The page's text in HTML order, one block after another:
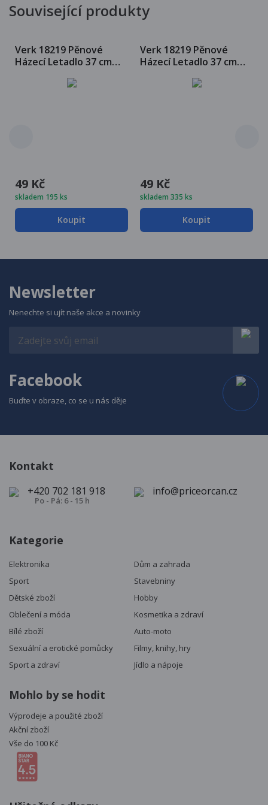
Související produkty
Verk 18219 Pěnové
Házecí Letadlo 37 cm
49 Kč
skladem 195 ks
Koupit
Verk 18219 Pěnové
Házecí Letadlo 37 cm
49 Kč
skladem 335 ks
Koupit
Newsletter
Nenechte si ujít naše akce a novinky
Facebook
Buďte v obraze, co se u nás děje
Kontakt
+420 702 181 918
Po - Pá: 6 - 15 h
info@priceorcan.cz
Kategorie
Elektronika
Dům a zahrada
Sport
Stavebniny
Dětské zboží
Hobby
Oblečení a móda
Kosmetika a zdraví
Bílé zboží
Auto-moto
Sexuální a erotické pomůcky
Filmy, knihy, hry
Sport a zdraví
Jídlo a nápoje
Mohlo by se hodit
Výprodeje a použité zboží
Akční zboží
Vše do 100 Kč